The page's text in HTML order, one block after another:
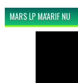
MARS LP MA'ARIF NU